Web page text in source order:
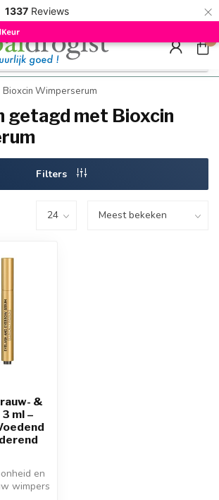
1337 Reviews ×
Versand ab Mindestbestellwert | Minimum
Hızlı
0
Bioxcin Wimperserum
getagd met Bioxcin
Filters
&
ml –
en
wimpers